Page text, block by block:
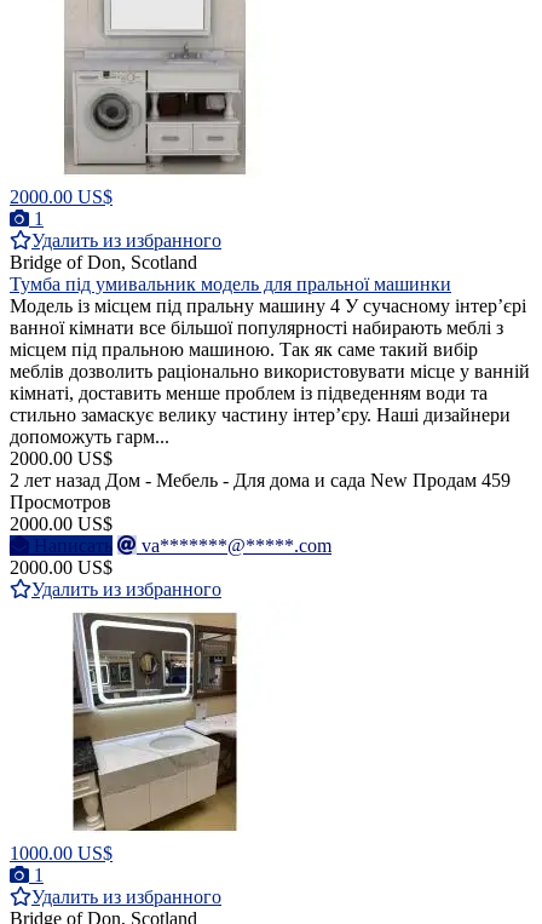
2000.00 US$
1
Удалить из избранного
Bridge of Don, Scotland
Тумба під умивальник модель для пральної машинки
Модель із місцем під пральну машину 4 У сучасному інтер’єрі
ванної кімнати все більшої популярності набирають меблі з
місцем під пральною машиною. Так як саме такий вибір
меблів дозволить раціонально використовувати місце у ванній
кімнаті, доставить менше проблем із підведенням води та
стильно замаскує велику частину інтер’єру. Наші дизайнери
допоможуть гарм...
2000.00 US$
2 лет назад Дом - Мебель - Для дома и сада New Продам 459
Просмотров
2000.00 US$
Написать
va*******@*****.com
2000.00 US$
Удалить из избранного
1000.00 US$
1
Удалить из избранного
Bridge of Don, Scotland